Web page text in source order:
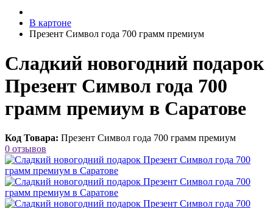
В картоне
Презент Символ года 700 грамм премиум
Сладкий новогодний подарок
Презент Символ года 700
грамм премиум в Саратове
Код Товара: Презент Символ года 700 грамм премиум
0 отзывов